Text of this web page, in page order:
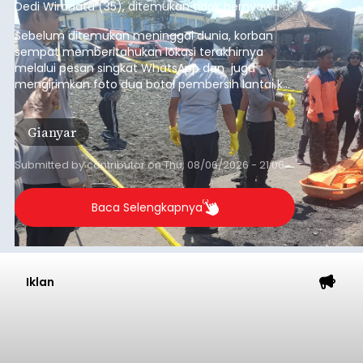
Dedi Wiranata (35), ditemukan tidak bernyawa di
pesisir Pantai Purnama, Sukawati.
Sebelum ditemukan meninggal dunia, korban
sempat memberitahukan lokasi terakhirnya
melalui pesan singkat WhatsApp dan juga
mengirimkan foto dua botol pembersih lantai ke
istrinya.
Gianyar
Submitted bycontributoronThu, 08/06/2026 - 21:06
Baca Selengkapnya
Iklan